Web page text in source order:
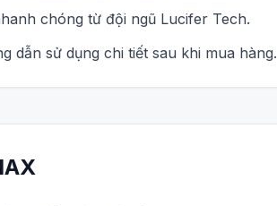
chóng từ đội ngũ Lucifer Tech.
dẫn sử dụng chi tiết sau khi mua hàng.